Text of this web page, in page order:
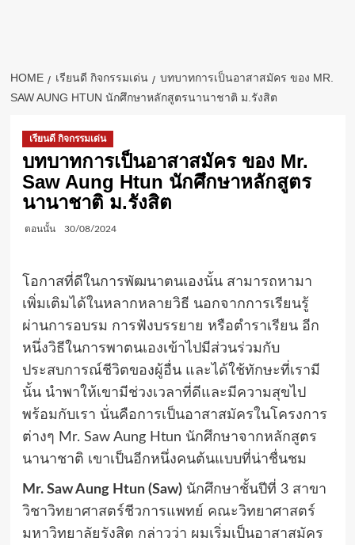
HOME เรียนดี กิจกรรมเด่น
บทบาทการเป็นอาสาสมัคร ของ MR.
SAW AUNG HTUN นักศึกษาหลักสูตรนานาชาติ ม.รังสิต
เรียนดี กิจกรรมเด่น
บทบาทการเป็นอาสาสมัคร ของ Mr.
Saw Aung Htun นักศึกษาหลักสูตร
นานาชาติ ม.รังสิต
ตอนนั้น 30/08/2024
โอกาสที่ดีในการพัฒนาตนเองนั้น สามารถหามา
เพิ่มเติมได้ในหลากหลายวิธี นอกจากการเรียนรู้
ผ่านการอบรม การฟังบรรยาย หรือตำราเรียน อีก
หนึ่งวิธีในการพาตนเองเข้าไปมีส่วนร่วมกับ
ประสบการณ์ชีวิตของผู้อื่น และได้ใช้ทักษะที่เรามี
นั้น นำพาให้เขามีช่วงเวลาที่ดีและมีความสุขไป
พร้อมกับเรา นั่นคือการเป็นอาสาสมัครในโครงการ
ต่างๆ Mr. Saw Aung Htun นักศึกษาจากหลักสูตร
นานาชาติ เขาเป็นอีกหนึ่งคนต้นแบบที่น่าชื่นชม
Mr. Saw Aung Htun (Saw)นักศึกษาชั้นปีที่ 3 สาขา
วิชาวิทยาศาสตร์ชีวการแพทย์ คณะวิทยาศาสตร์
มหาวิทยาลัยรังสิต กล่าวว่า ผมเริ่มเป็นอาสาสมัคร